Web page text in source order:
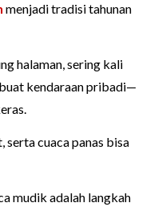
menjadi tradisi tahunan
halaman, sering kali
kendaraan pribadi—
serta cuaca panas bisa
mudik adalah langkah